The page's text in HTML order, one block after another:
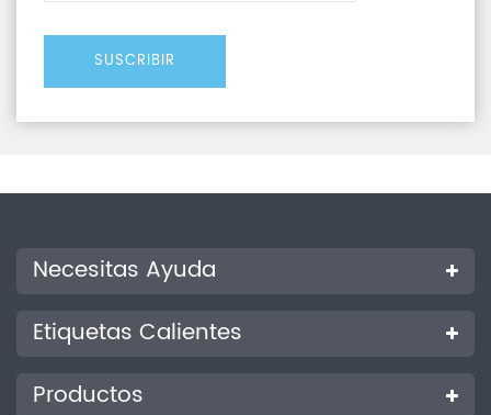
Necesitas Ayuda
Etiquetas Calientes
Productos